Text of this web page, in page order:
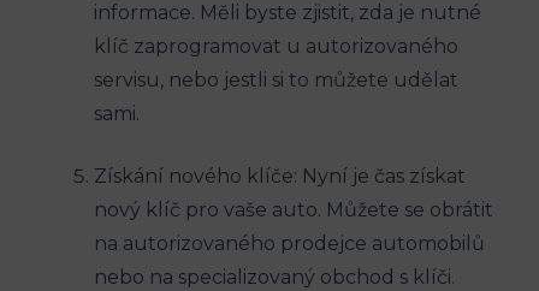
informace. Měli byste zjistit, zda je nutné ​
klíč zaprogramovat u autorizovaného
servisu, nebo ‌jestli si to můžete ‌udělat
sami.
Získání nového​ klíče: Nyní je čas ⁤získat‍
nový klíč pro vaše auto. Můžete se obrátit
na autorizovaného prodejce automobilů
⁣nebo na specializovaný obchod‌ s klíči.⁤